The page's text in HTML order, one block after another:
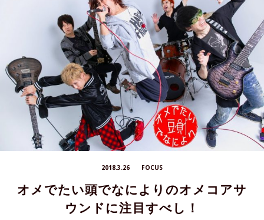
2018.3.26 FOCUS
オメでたい頭でなによりのオメコアサ
ウンドに注目すべし！